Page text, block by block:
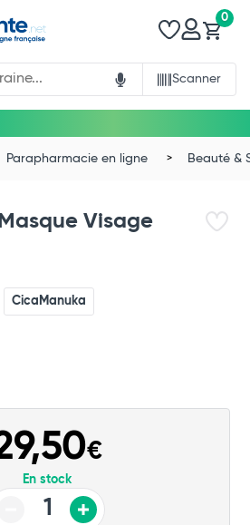
Scanner
0
Parapharmacie en ligne Beauté &
Visage
CicaManuka
€
En stock